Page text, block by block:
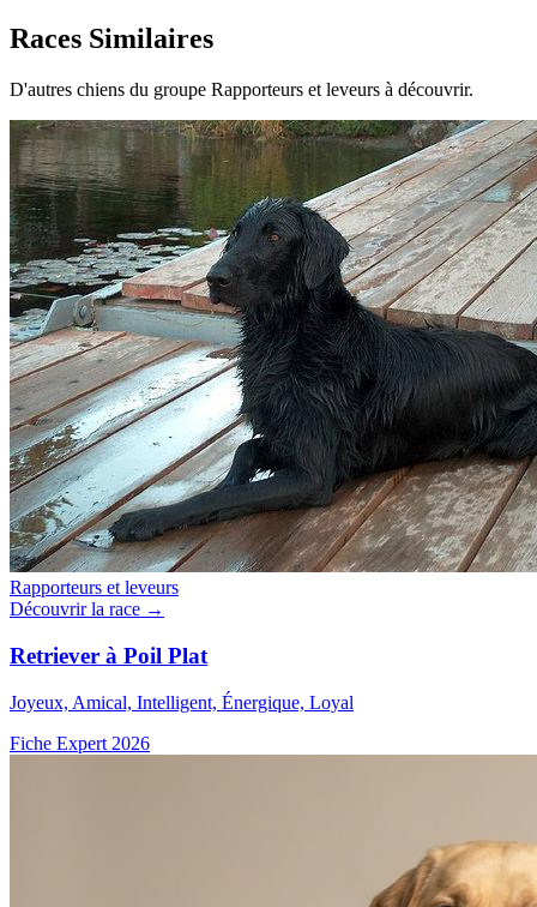
Races Similaires
D'autres chiens du groupe Rapporteurs et leveurs à découvrir.
Rapporteurs et leveurs
Découvrir la race →
Retriever à Poil Plat
Joyeux, Amical, Intelligent, Énergique, Loyal
Fiche Expert 2026